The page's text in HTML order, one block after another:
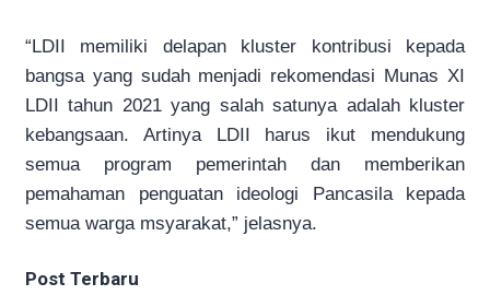
“LDII memiliki delapan kluster kontribusi kepada
bangsa yang sudah menjadi rekomendasi Munas XI
LDII tahun 2021 yang salah satunya adalah kluster
kebangsaan. Artinya LDII harus ikut mendukung
semua program pemerintah dan memberikan
pemahaman penguatan ideologi Pancasila kepada
semua warga msyarakat,” jelasnya.
Post Terbaru